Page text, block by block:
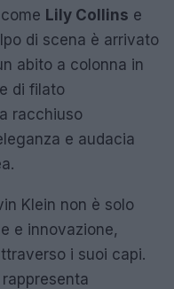
Lily Collins e
di scena è arrivato
abito a colonna in
di filato
racchiuso
e audacia
Klein non è solo
e innovazione,
i suoi capi.